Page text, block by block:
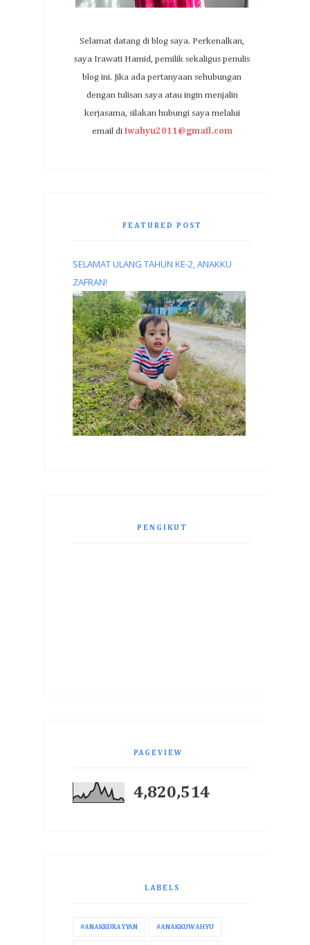
Selamat datang di blog saya. Perkenalkan,
saya Irawati Hamid, pemilik sekaligus penulis
blog ini. Jika ada pertanyaan sehubungan
dengan tulisan saya atau ingin menjalin
kerjasama, silakan hubungi saya melalui
email di iwahyu2011@gmail.com
FEATURED POST
SELAMAT ULANG TAHUN KE-2, ANAKKU
ZAFRAN!
PENGIKUT
PAGEVIEW
4,820,514
LABELS
#ANAKKURAYYAN #ANAKKUWAHYU